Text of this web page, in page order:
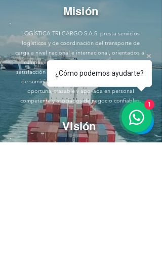
Misión
​LOGÍSTICA TRI CARGO S.A.S. presta servicios
logísticos y de coordinación del transporte de
carga a nivel nacional e internacional, orientados al
cumplimiento de los requisitos aplicables, la
satisfacción del cliente y la seguridad de la cadena
de suministro, mediante una gestión confiable,
oportuna, trazable y apoyada en personal
competente y asociados de negocio confiables.
Visión
¿Cómo podemos ayudarte?
1